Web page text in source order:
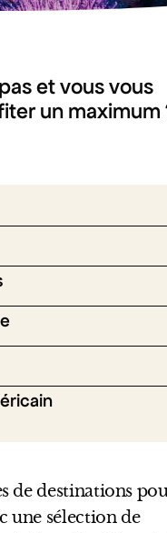
et vous vous
un maximum
de destinations
une sélection de